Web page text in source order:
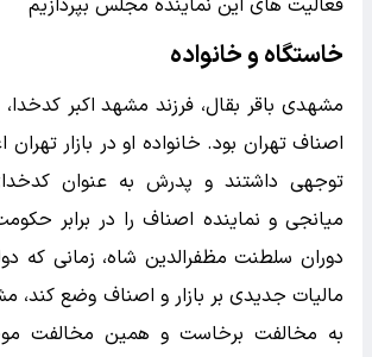
فعالیت های این نماینده مجلس بپردازیم
خاستگاه و خانواده
مشهدی باقر بقال، فرزند مشهد اکبر
اصناف تهران بود. خانواده او در بازار تهران
توجهی داشتند و پدرش به عنوان
میانجی و نماینده اصناف را در برابر
دوران سلطنت مظفرالدین شاه، زمانی که
مالیات جدیدی بر بازار و اصناف وضع کند،
به مخالفت برخاست و همین مخالفت